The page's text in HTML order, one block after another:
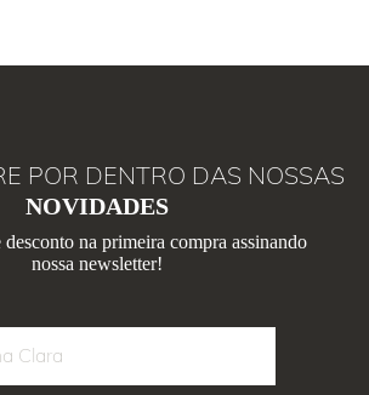
POR DENTRO DAS NOSSAS
NOVIDADES
na primeira compra assinando
nossa newsletter!